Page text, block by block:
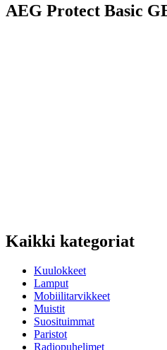
AEG Protect Basic
Kaikki kategoriat
Kuulokkeet
Lamput
Mobiilitarvikkeet
Muistit
Suosituimmat
Paristot
Radiopuhelimet